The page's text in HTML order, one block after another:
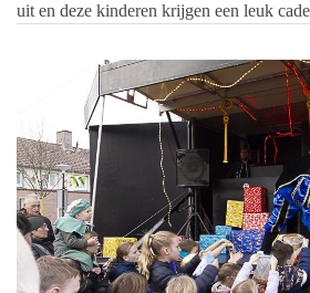
uit en deze kinderen krijgen een leuk